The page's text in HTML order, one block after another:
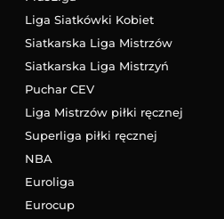
Liga Siatkówki Kobiet
Siatkarska Liga Mistrzów
Siatkarska Liga Mistrzyń
Puchar CEV
Liga Mistrzów piłki ręcznej
Superliga piłki ręcznej
NBA
Euroliga
Eurocup